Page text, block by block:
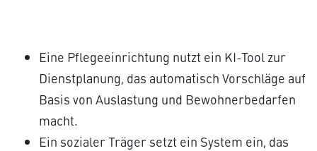
Eine Pflegeeinrichtung nutzt ein KI-Tool zur
Dienstplanung, das automatisch Vorschläge auf
Basis von Auslastung und Bewohnerbedarfen
macht.
Ein sozialer Träger setzt ein System ein, das